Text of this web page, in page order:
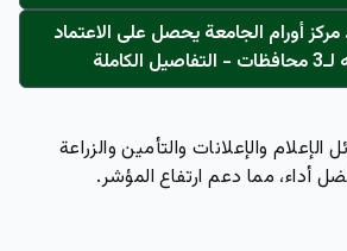
أورام الجامعة يحصل على الاعتماد
والإعلانات والتأمين والزراعة
أداء، مما دعم ارتفاع المؤشر.